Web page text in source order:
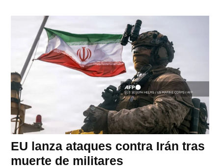
EU lanza ataques contra Irán tras
muerte de militares